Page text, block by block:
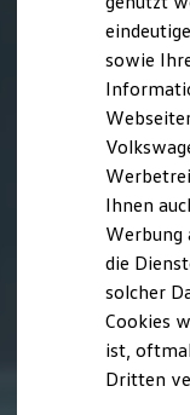
Mehr zum
California
California
sowie
Ihnen
Werbung
die
solcher
Cookies
ist,
Dritten